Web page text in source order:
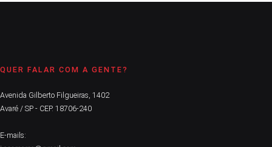
QUER FALAR COM A GENTE?
Avenida Gilberto Filgueiras, 1402
Avaré / SP - CEP. 18706-240
E-mails: